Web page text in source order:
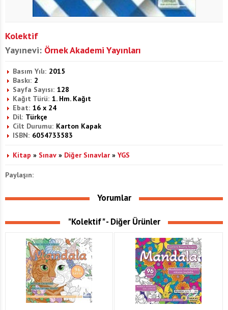
Kolektif
Yayınevi: Örnek Akademi Yayınları
Basım Yılı: 2015
Baskı: 2
Sayfa Sayısı: 128
Kağıt Türü: 1. Hm. Kağıt
Ebat: 16 x 24
Dil: Türkçe
Cilt Durumu: Karton Kapak
ISBN: 6054733583
Kitap » Sınav » Diğer Sınavlar » YGS
Paylaşın:
Yorumlar
"Kolektif" - Diğer Ürünler